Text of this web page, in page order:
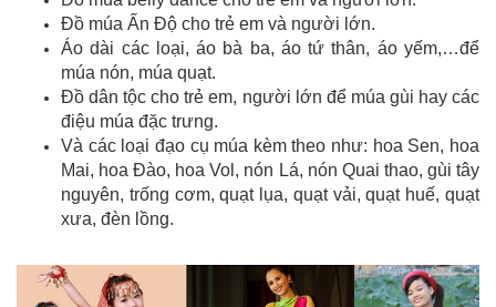
Đồ múa Ấn Độ cho trẻ em và người lớn.
Áo dài các loại, áo bà ba, áo tứ thân, áo yếm,…để
múa nón, múa quạt.
Đồ dân tộc cho trẻ em, người lớn để múa gùi hay các
điệu múa đặc trưng.
Và các loại đạo cụ múa kèm theo như: hoa Sen, hoa
Mai, hoa Đào, hoa Vol, nón Lá, nón Quai thao, gùi tây
nguyên, trống cơm, quạt lụa, quạt vải, quạt huế, quạt
xưa, đèn lồng.